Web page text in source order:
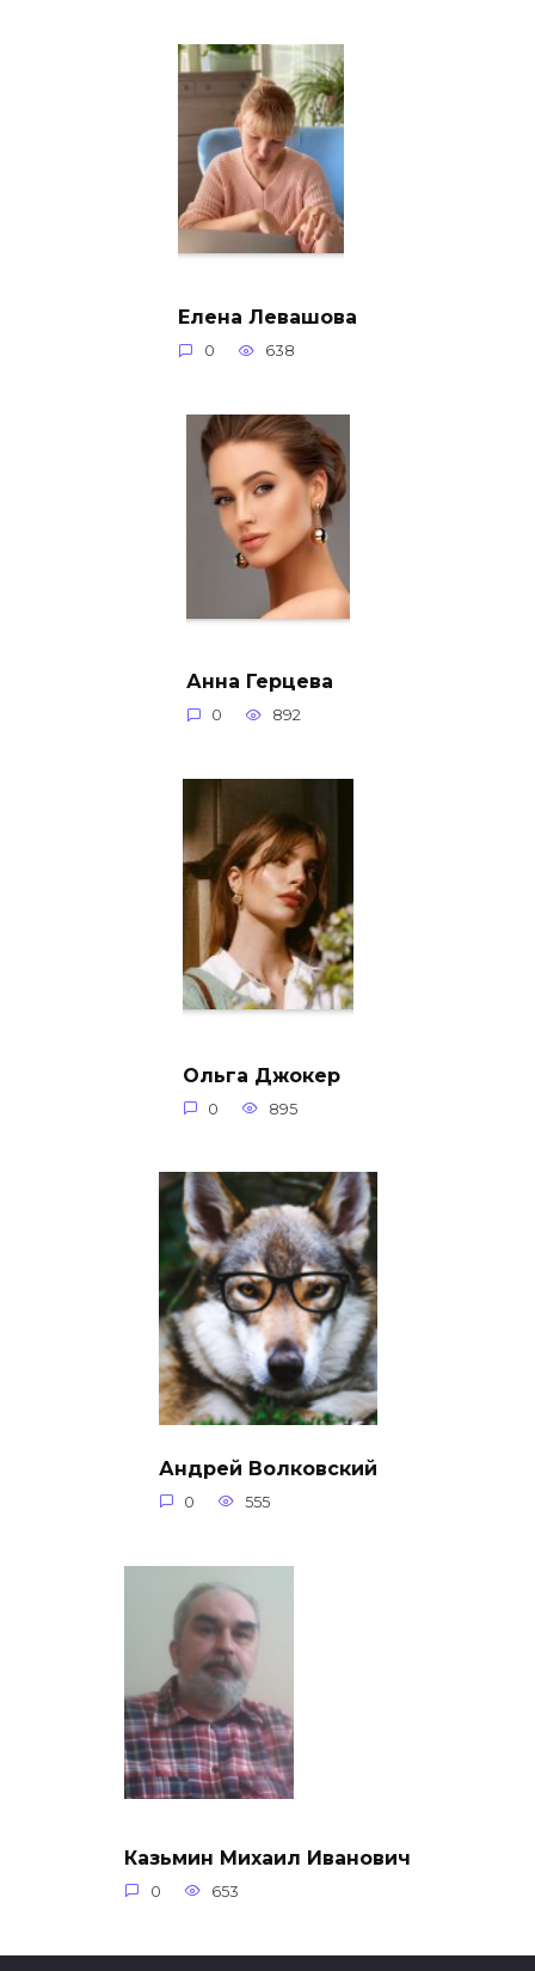
Елена Левашова
0 638
Анна Герцева
0 892
Ольга Джокер
0 895
Андрей Волковский
0 555
Казьмин Михаил Иванович
0 653